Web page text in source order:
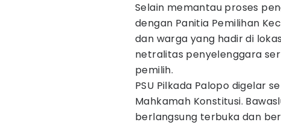
Selain memantau proses
dengan Panitia Pemilihan
dan warga yang hadir di
netralitas penyelenggara
pemilih.
PSU Pilkada Palopo digelar
Mahkamah Konstitusi.
berlangsung terbuka dan